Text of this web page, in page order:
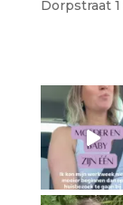
Dorpstraat 1